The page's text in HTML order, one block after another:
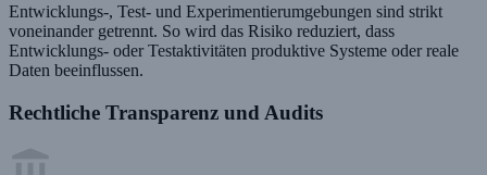
Entwicklungs-, Test- und Experimentierumgebungen sind strikt
voneinander getrennt. So wird das Risiko reduziert, dass
Entwicklungs- oder Testaktivitäten produktive Systeme oder reale
Daten beeinflussen.
Rechtliche Transparenz und Audits